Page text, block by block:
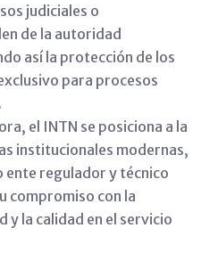
judiciales o
de la autoridad
así la protección de los
para procesos
el INTN se posiciona a la
institucionales modernas,
regulador y técnico
compromiso con la
y la calidad en el servicio